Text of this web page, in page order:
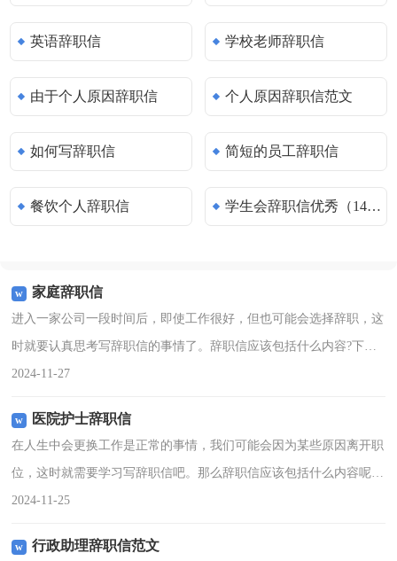
英语辞职信 学校老师辞职信
由于个人原因辞职信 个人原因辞职信范文
如何写辞职信 简短的员工辞职信
餐饮个人辞职信 学生会辞职信优秀（14篇）
家庭辞职信
进入一家公司一段时间后，即使工作很好，但也可能会选择辞职，这
时就要认真思考写辞职信的事情了。辞职信应该包括什么内容?下面
是小编精心整理的家庭辞职信，仅供参考，欢迎大家阅读。家庭辞职
2024-11-27
医院护士辞职信
在人生中会更换工作是正常的事情，我们可能会因为某些原因离开职
位，这时就需要学习写辞职信吧。那么辞职信应该包括什么内容呢？
下面是小编收集整理的医院护士辞职信，仅供参考，大家一起来看看
2024-11-25
行政助理辞职信范文